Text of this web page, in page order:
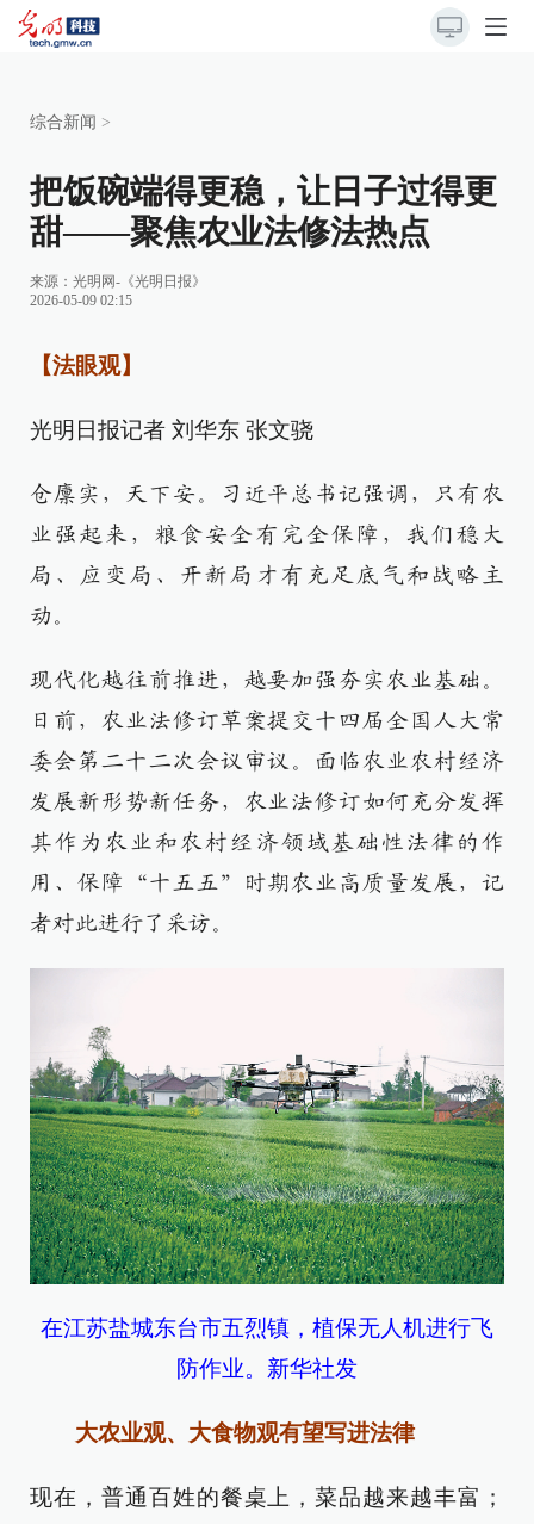
综合新闻 >
把饭碗端得更稳，让日子过得更
甜——聚焦农业法修法热点
来源： 光明网-《光明日报》
2026-05-09 02:15
【法眼观】
光明日报记者 刘华东 张文骁
仓廪实，天下安。习近平总书记强调，只有农
业强起来，粮食安全有完全保障，我们稳大
局、应变局、开新局才有充足底气和战略主
动。
现代化越往前推进，越要加强夯实农业基础。
日前，农业法修订草案提交十四届全国人大常
委会第二十二次会议审议。面临农业农村经济
发展新形势新任务，农业法修订如何充分发挥
其作为农业和农村经济领域基础性法律的作
用、保障“十五五”时期农业高质量发展，记
者对此进行了采访。
在江苏盐城东台市五烈镇，植保无人机进行飞
防作业。新华社发
大农业观、大食物观有望写进法律
现在，普通百姓的餐桌上，菜品越来越丰富；